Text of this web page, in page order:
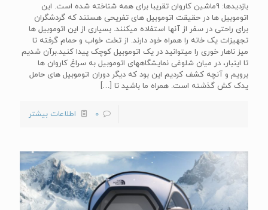
بازدیدها: 9ماشین کاروان تقریبا برای همه شناخته شده است. این
اتوموبیل ها در حقیقت اتوموبیل های تفریحی هستند که گردشگران
برای راحتی در سفر از آنها استفاده میکنند. بسیاری از این اتوموبیل ها
تجهیزات یک خانه را همراه خود دارند. از تخت خواب و حمام گرفته تا
میز ناهار خوری را میتوانید در یک اتوموبیل کوچک پیدا کنید.برآن شدیم
تا اینبار، در میان شلوغی نمایشگاههای اتوموبیل به سراغ کاروان ها
برویم و آنچه کشف کردیم این بود که دیگر دوران اتوموبیل های حامل
یدک کش گذشته است. همراه ما باشید تا […]
0 اطلاعات بیشتر